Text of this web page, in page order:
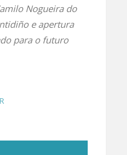
Nogueira do
e apertura
para o futuro
,